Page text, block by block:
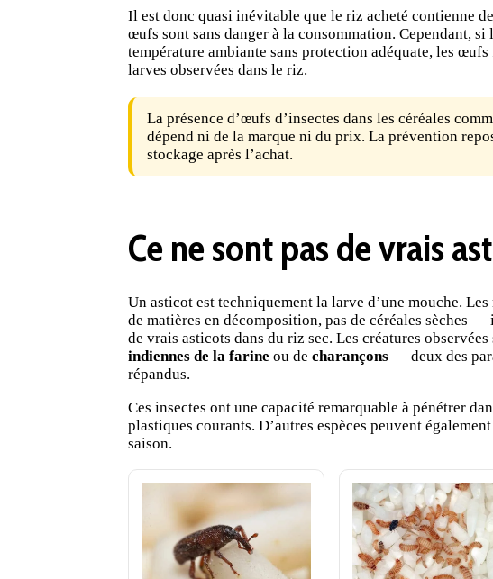
Il est donc quasi inévitable que le riz acheté contienne
œufs sont sans danger à la consommation. Cependant, si
température ambiante sans protection adéquate, les
larves observées dans le riz.
La présence d’œufs d’insectes dans les céréales
dépend ni de la marque ni du prix. La prévention
stockage après l’achat.
Ce ne sont pas de vrais
Un asticot est techniquement la larve d’une mouche.
de matières en décomposition, pas de céréales sèches
de vrais asticots dans du riz sec. Les créatures
indiennes de la farine ou de charançons — deux des
répandus.
Ces insectes ont une capacité remarquable à pénétrer
plastiques courants. D’autres espèces peuvent
saison.